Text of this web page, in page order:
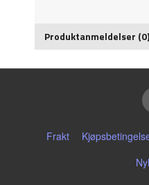
Produktanmeldelser (0)
Frakt